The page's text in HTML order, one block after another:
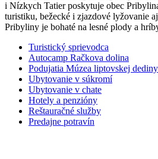
i Nízkych Tatier poskytuje obec
turistiku, bežecké i zjazdové lyžovanie
Pribyliny je bohaté na lesné plody a
Turistický sprievodca
Autocamp Račkova dolina
Podujatia Múzea liptovskej dediny
Ubytovanie v súkromí
Ubytovanie v chate
Hotely a penzióny
Reštauračné služby
Predajne potravín